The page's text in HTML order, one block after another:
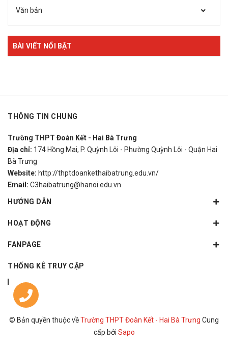
Văn bản
BÀI VIẾT NỔI BẬT
THÔNG TIN CHUNG
Trường THPT Đoàn Kết - Hai Bà Trưng
Địa chỉ: 174 Hồng Mai, P. Quỳnh Lôi - Phường Quỳnh Lôi - Quận Hai
Bà Trưng
Website: http://thptdoankethaibatrung.edu.vn/
Email: C3haibatrung@hanoi.edu.vn
HƯỚNG DẪN
HOẠT ĐỘNG
FANPAGE
THỐNG KÊ TRUY CẬP
© Bản quyền thuộc vềTrường THPT Đoàn Kết - Hai Bà Trưng Cung
cấp bởi Sapo